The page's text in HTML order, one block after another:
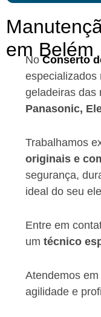
em Belém
NoConserto
especializados
geladeiras das
Panasonic,
Trabalhamos
originais e
segurança,
ideal do seu
Entre em
umtécnico
Atendemos
agilidade e